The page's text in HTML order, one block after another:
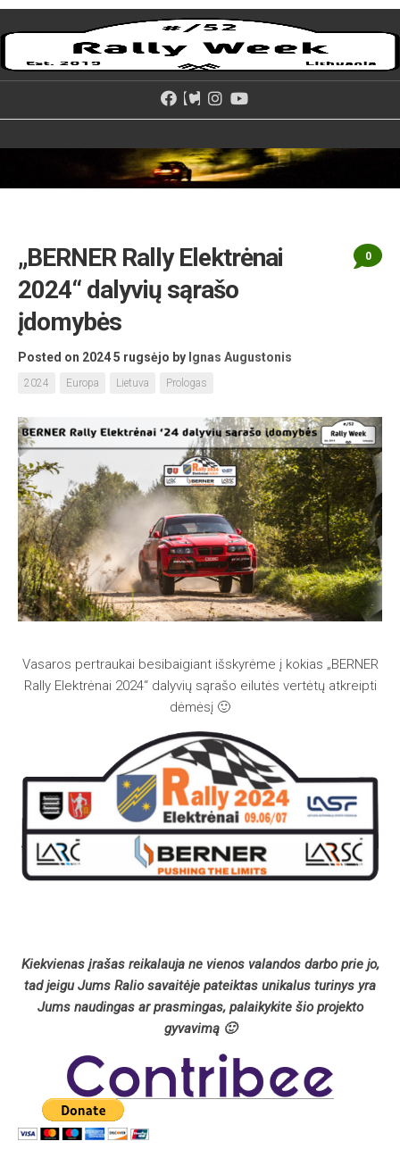
Skip
to
„BERNER Rally Elektrėnai
2024“ dalyvių sąrašo
įdomybės
Posted on 2024 5 rugsėjo by Ignas Augustonis
2024 Europa Lietuva Prologas
0
Vasaros pertraukai besibaigiant išskyrėme į kokias „BERNER
Rally Elektrėnai 2024“ dalyvių sąrašo eilutės vertėtų atkreipti
dėmėsį 🙂
Kiekvienas įrašas reikalauja ne vienos valandos darbo prie jo,
tad jeigu Jums Ralio savaitėje pateiktas unikalus turinys yra
Jums naudingas ar prasmingas, palaikykite šio projekto
gyvavimą 🙂